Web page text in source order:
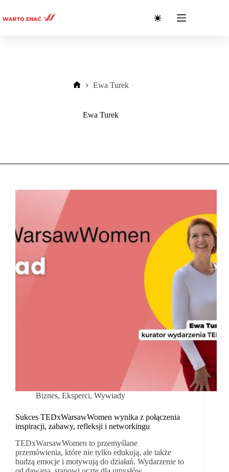
treści
Ewa Turek
Ewa Turek
Biznes, Eksperci, Wywiady
Sukces TEDxWarsawWomen wynika z połączenia
inspiracji, zabawy, refleksji i networkingu
TEDxWarsawWomen to przemyślane
przemówienia, które nie tylko edukują, ale także
budzą emocje i motywują do działań. Wydarzenie to